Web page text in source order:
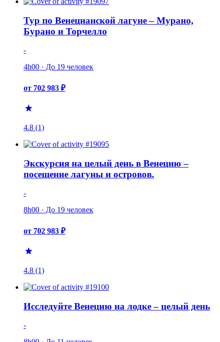
Тур по Венецианской лагуне – Мурано,
Бурано и Торчелло
-
4h00 · До 19 человек
от 702 983 ₽
4.8 (1)
Экскурсия на целый день в Венецию –
посещение лагуны и островов.
-
8h00 · До 19 человек
от 702 983 ₽
4.8 (1)
Исследуйте Венецию на лодке – целый день
-